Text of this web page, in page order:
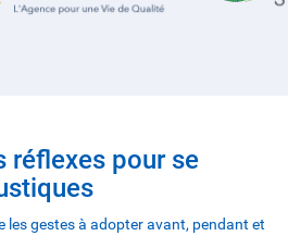
réflexes pour se
les gestes à adopter avant, pendant et